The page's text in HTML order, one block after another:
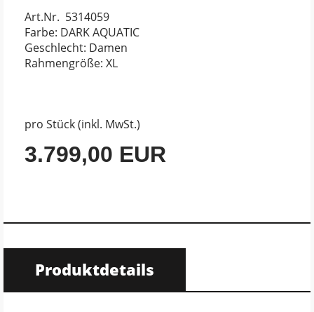
Art.Nr. 5314059
Farbe: DARK AQUATIC
Geschlecht: Damen
Rahmengröße: XL
pro Stück (inkl. MwSt.)
3.799,00 EUR
Produktdetails